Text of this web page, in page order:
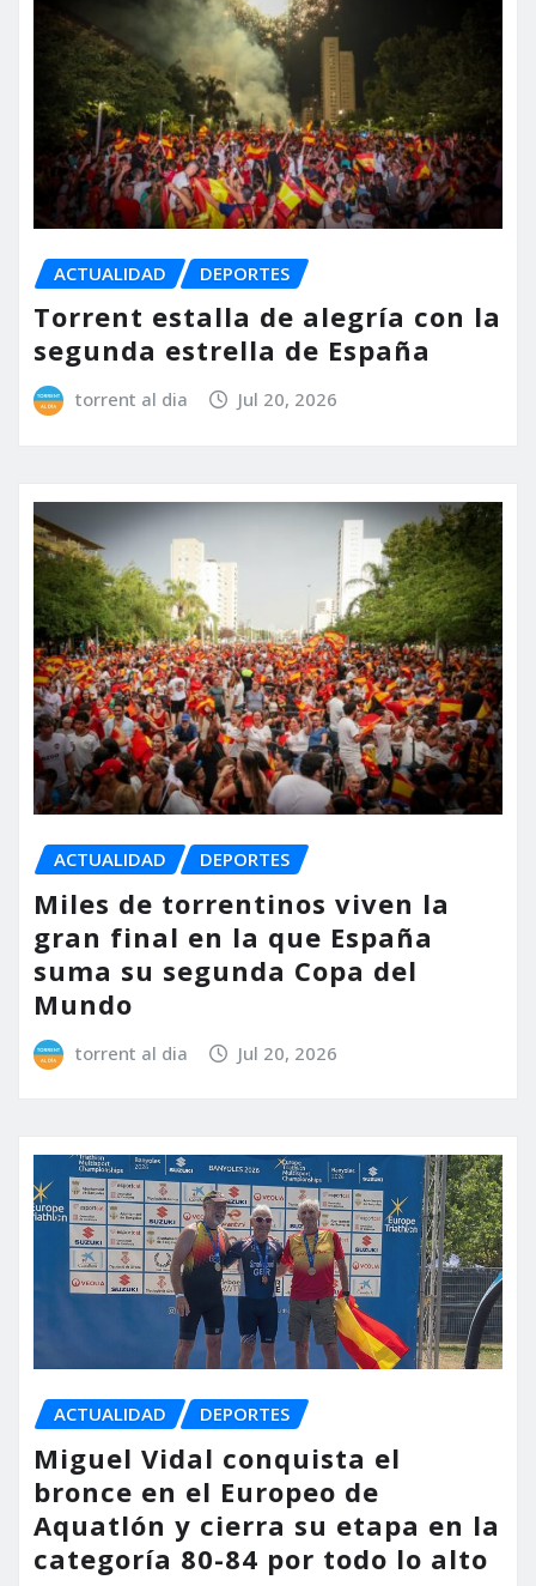
ACTUALIDAD DEPORTES
Torrent estalla de alegría con la
segunda estrella de España
torrent al dia Jul 20, 2026
ACTUALIDAD DEPORTES
Miles de torrentinos viven la
gran final en la que España
suma su segunda Copa del
Mundo
torrent al dia Jul 20, 2026
ACTUALIDAD DEPORTES
Miguel Vidal conquista el
bronce en el Europeo de
Aquatlón y cierra su etapa en la
categoría 80-84 por todo lo alto